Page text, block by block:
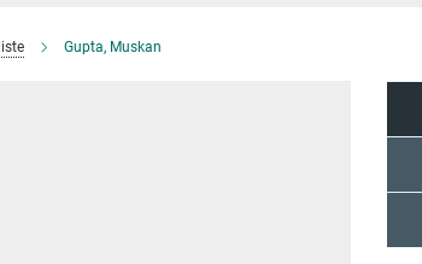
Gupta, Muskan